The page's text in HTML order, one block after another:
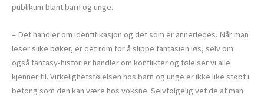
publikum blant barn og unge.
– Det handler om identifikasjon og det som er annerledes. Når man
leser slike bøker, er det rom for å slippe fantasien løs, selv om
også fantasy-historier handler om konflikter og følelser vi alle
kjenner til. Virkelighetsfølelsen hos barn og unge er ikke like støpt i
betong som den kan være hos voksne. Selvfølgelig vet de at man